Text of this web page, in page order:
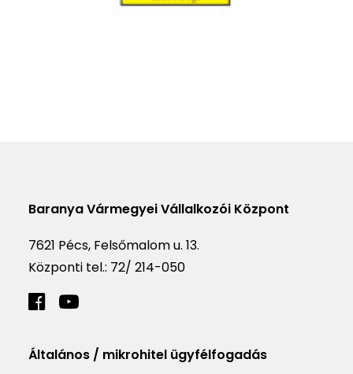
Baranya Vármegyei Vállalkozói Központ
7621 Pécs, Felsőmalom u. 13.
Központi tel.: 72/ 214-050
Általános / mikrohitel ügyfélfogadás